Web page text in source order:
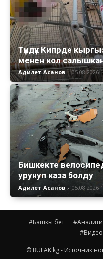
Түндүк Кипрде
менен кол
Адилет Асанов - 05.08.2026
Бишкекте
урунуп каза болду
Адилет Асанов - 05.08.2026
#Башкы бет
#Видео
© BULAK.kg - Источник